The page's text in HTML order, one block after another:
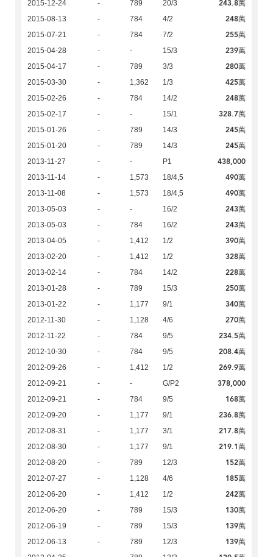
2015-12-24 - 789 20/3 243.8萬
2015-08-13 - 784 4/2 248萬
2015-07-21 - 784 7/2 255萬
2015-04-28 - - 15/3 239萬
2015-04-17 - 789 3/3 280萬
2015-03-30 - 1,362 1/3 425萬
2015-02-26 - 784 14/2 248萬
2015-02-17 - - 15/1 328.7萬
2015-01-26 - 789 14/3 245萬
2015-01-20 - 789 14/3 245萬
2013-11-27 - - P1 438,000
2013-11-14 - 1,573 18/4,5 490萬
2013-11-08 - 1,573 18/4,5 490萬
2013-05-03 - - 16/2 243萬
2013-05-03 - 784 16/2 243萬
2013-04-05 - 1,412 1/2 390萬
2013-02-20 - 1,412 1/2 328萬
2013-02-14 - 784 14/2 228萬
2013-01-28 - 789 15/3 250萬
2013-01-22 - 1,177 9/1 340萬
2012-11-30 - 1,128 4/6 270萬
2012-11-22 - 784 9/5 234.5萬
2012-10-30 - 784 9/5 208.4萬
2012-09-26 - 1,412 1/2 269.9萬
2012-09-21 - - G/P2 378,000
2012-09-21 - 784 9/5 168萬
2012-09-20 - 1,177 9/1 236.8萬
2012-08-31 - 1,177 3/1 217.8萬
2012-08-30 - 1,177 9/1 219.1萬
2012-08-20 - 789 12/3 152萬
2012-07-27 - 1,128 4/6 185萬
2012-06-20 - 1,412 1/2 242萬
2012-06-20 - 789 15/3 130萬
2012-06-19 - 789 15/3 139萬
2012-06-13 - 789 12/3 139萬